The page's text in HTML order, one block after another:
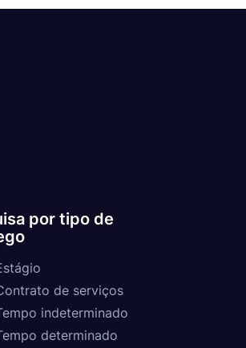
por tipo de
de serviços
indeterminado
determinado